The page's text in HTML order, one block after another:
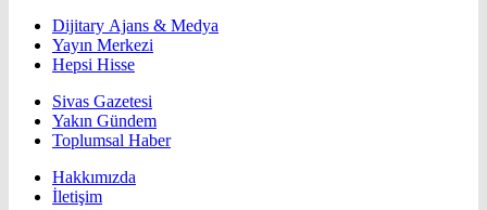
Dijitary Ajans & Medya
Yayın Merkezi
Hepsi Hisse
Sivas Gazetesi
Yakın Gündem
Toplumsal Haber
Hakkımızda
İletişim